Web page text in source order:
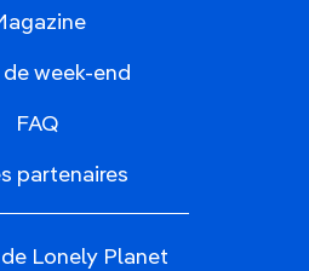
de week-end
FAQ
partenaires
Lonely Planet